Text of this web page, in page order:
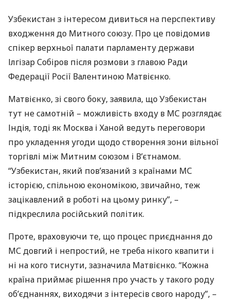
Узбекистан з інтересом дивиться на перспективу
входження до Митного союзу. Про це повідомив
спікер верхньої палати парламенту держави
Ілгізар Собіров після розмови з главою Ради
Федерації Росії Валентиною Матвієнко.
Матвієнко, зі свого боку, заявила, що Узбекистан
тут не самотній – можливість входу в МС розглядає
Індія, тоді як Москва і Ханой ведуть переговори
про укладення угоди щодо створення зони вільної
торгівлі між Митним союзом і В’єтнамом.
“Узбекистан, який пов’язаний з країнами МС
історією, спільною економікою, звичайно, теж
зацікавлений в роботі на цьому ринку”, –
підкреслила російський політик.
Проте, враховуючи те, що процес приєднання до
МС довгий і непростий, не треба нікого квапити і
ні на кого тиснути, зазначила Матвієнко. “Кожна
країна приймає рішення про участь у такого роду
об’єднаннях, виходячи з інтересів свого народу”, –